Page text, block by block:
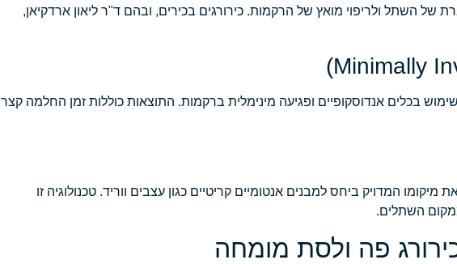
של השתל ולריפוי מואץ של הרקמות. כירורגים בכירים, ובהם ד"ר ליאון ארדקיאן,
בכלים אנדוסקופיים ופגיעה מינימלית ברקמות. התוצאות כוללות זמן החלמה קצר
המדויק ביחס למבנים אנטומיים קריטיים כגון עצבים ווריד. טכנולוגיה זו
השתלים.
פה ולסת מומחה